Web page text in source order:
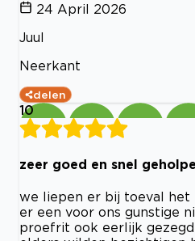
24 April 2026
Juul
Neerkant
delen
10
zeer goed en snel
we liepen er bij toeval het
er een voor ons gunstige
proefrit ook eerlijk gezegd